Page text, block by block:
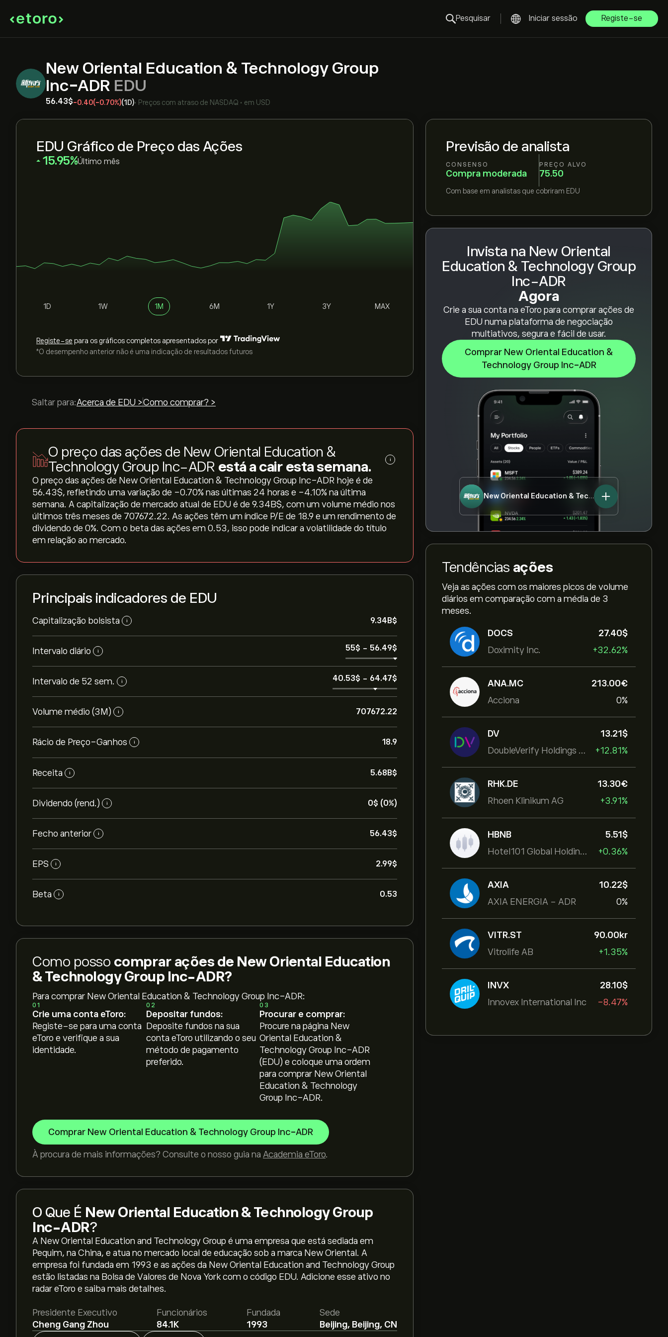
Pesquisar Iniciar sessão Registe-se
New Oriental Education & Technology Group
Inc-ADR EDU
56.43‎$‎-0.40(-0.70%)(1D)• Preços com atraso de NASDAQ • em USD
Previsão de analista
CONSENSO
Compra moderada
PREÇO ALVO
75.50
Com base em analistas que cobriram EDU
Invista na New Oriental
Education & Technology Group
Inc-ADR
Agora
Crie a sua conta na eToro para comprar ações de
EDU numa plataforma de negociação
multiativos, segura e fácil de usar.
Comprar New Oriental Education &
Technology Group Inc-ADR
New Oriental Education & Technology Group Inc-ADR
Tendências ações
Veja as ações com os maiores picos de volume
diários em comparação com a média de 3
meses.
DOCS
Doximity Inc.
27.40‎$‎
+32.62%
ANA.MC
Acciona
213.00‎€‎
0%
DV
DoubleVerify Holdings Inc
13.21‎$‎
+12.81%
RHK.DE
Rhoen Klinikum AG
13.30‎€‎
+3.91%
HBNB
Hotel101 Global Holdings Corp
5.51‎$‎
+0.36%
AXIA
AXIA ENERGIA - ADR
10.22‎$‎
0%
VITR.ST
Vitrolife AB
90.00‎kr‎
+1.35%
INVX
Innovex International Inc
28.10‎$‎
-8.47%
EDU Gráfico de Preço das Ações
‎15.95‎ Último mês
1D 1W 1M 6M 1Y 3Y MAX
Registe-se para os gráficos completos apresentados por
*O desempenho anterior não é uma indicação de resultados futuros
Saltar para:Acerca de EDU >Como comprar? >
O preço das ações de New Oriental Education &
Technology Group Inc-ADR está a cair esta semana. i
O preço das ações de New Oriental Education & Technology Group Inc-ADR hoje é de
56.43‎$‎, refletindo uma variação de ‎-0.70‎% nas últimas 24 horas e ‎-4.10‎% na última
semana. A capitalização de mercado atual de EDU é de 9.34B‎$‎, com um volume médio nos
últimos três meses de 707672.22. As ações têm um índice P/E de 18.9 e um rendimento de
dividendo de 0%. Com o beta das ações em 0.53, isso pode indicar a volatilidade do título
em relação ao mercado.
Principais indicadores de EDU
Capitalização bolsista i 9.34B‎$‎
Intervalo diário i 55‎$‎ - 56.49‎$‎
Intervalo de 52 sem. i 40.53‎$‎ - 64.47‎$‎
Volume médio (3M) i 707672.22
Rácio de Preço-Ganhos i 18.9
Receita i 5.68B‎$‎
Dividendo (rend.) i 0‎$‎ (0%)
Fecho anterior i 56.43‎$‎
EPS i 2.99‎$‎
Beta i 0.53
Como posso comprar ações de New Oriental Education
& Technology Group Inc-ADR?
Para comprar New Oriental Education & Technology Group Inc-ADR:
01
Crie uma conta eToro:
Registe-se para uma conta
eToro e verifique a sua
identidade.
02
Depositar fundos:
Deposite fundos na sua
conta eToro utilizando o seu
método de pagamento
preferido.
03
Procurar e comprar:
Procure na página New
Oriental Education &
Technology Group Inc-ADR
(EDU) e coloque uma ordem
para comprar New Oriental
Education & Technology
Group Inc-ADR.
Comprar New Oriental Education & Technology Group Inc-ADR
À procura de mais informações? Consulte o nosso guia na Academia eToro.
O Que É New Oriental Education & Technology Group
Inc-ADR?
A New Oriental Education and Technology Group é uma empresa que está sediada em
Pequim, na China, e atua no mercado local de educação sob a marca New Oriental. A
empresa foi fundada em 1993 e as ações da New Oriental Education and Technology Group
estão listadas na Bolsa de Valores de Nova York com o código EDU. Adicione esse ativo no
radar eToro e saiba mais detalhes.
Presidente Executivo
Cheng Gang Zhou
Funcionários
84.1K
Fundada
1993
Sede
Beijing, Beijing, CN
O preço atual da EDU é 56.43‎$‎.
O preço médio alvo para New Oriental Education & Technology Group Inc-ADR é 56.43‎$‎.
Adira jána eToro para previsões detalhadas de analistas e metas de preço.